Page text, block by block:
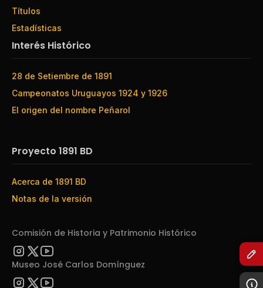
Títulos
Estadísticas
Interés Histórico
28 de Setiembre de 1891
Campeonatos Uruguayos 1924 y 1926
El origen del nombre Peñarol
Proyecto 1891 BD
Acerca de 1891 BD
Notas de la versión
Comisión de Historia y Patrimonio Histórico
Museo José Carlos Domínguez